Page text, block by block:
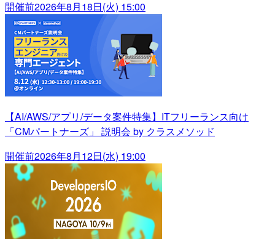
開催前2026年8月18日(火) 15:00
【AI/AWS/アプリ/データ案件特集】ITフリーランス向け
「CMパートナーズ」 説明会 by クラスメソッド
開催前2026年8月12日(水) 19:00